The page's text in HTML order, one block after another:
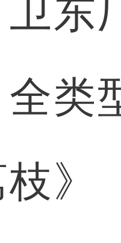
东
全类
》